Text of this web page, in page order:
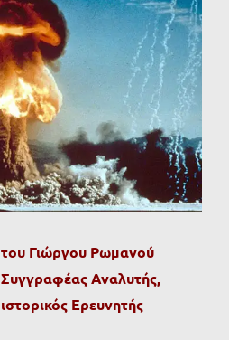
του Γιώργου Ρωμανού
Συγγραφέας Αναλυτής,
ιστορικός Ερευνητής